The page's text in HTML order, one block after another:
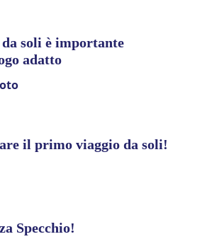
soli è importante
adatto
il primo viaggio da soli!
Specchio!